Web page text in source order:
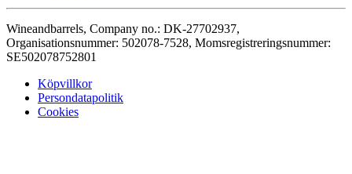
Wineandbarrels, Company no.: DK-27702937,
Organisationsnummer: 502078-7528, Momsregistreringsnummer:
SE502078752801
Köpvillkor
Persondatapolitik
Cookies